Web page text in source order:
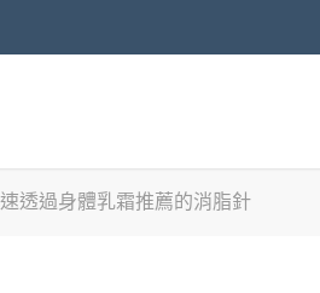
透過身體乳霜推薦的消脂針